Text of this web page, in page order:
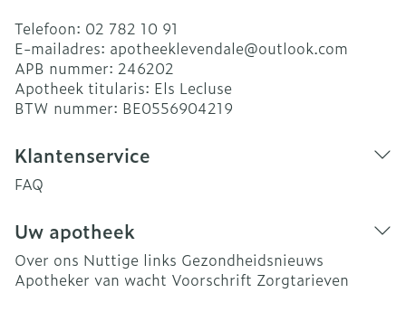
Telefoon: 02 782 10 91
E-mailadres: apotheeklevendale@outlook.com
APB nummer: 246202
Apotheek titularis: Els Lecluse
BTW nummer: BE0556904219
Klantenservice
FAQ
Uw apotheek
Over ons Nuttige links Gezondheidsnieuws
Apotheker van wacht Voorschrift Zorgtarieven